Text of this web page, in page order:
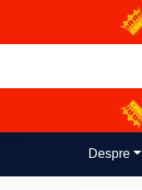
content
Despre